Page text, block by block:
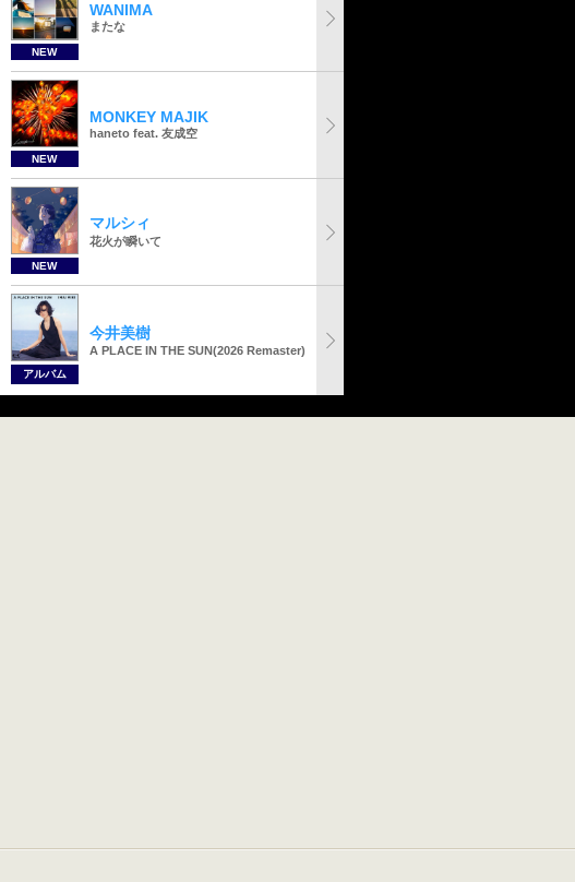
NEW
WANIMA
またな
NEW
MONKEY MAJIK
haneto feat. 友成空
NEW
マルシィ
花火が瞬いて
アルバム
今井美樹
A PLACE IN THE SUN(2026 Remaster)